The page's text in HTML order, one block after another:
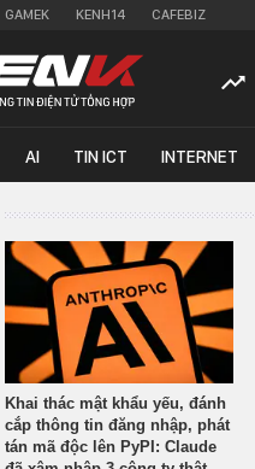
GAMEK KENH14 CAFEBIZ
AI TIN ICT INTERNET
Khai thác mật khẩu yếu, đánh
cắp thông tin đăng nhập, phát
tán mã độc lên PyPI: Claude